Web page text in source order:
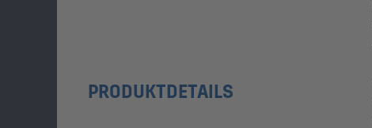
PRODUKTDETAILS